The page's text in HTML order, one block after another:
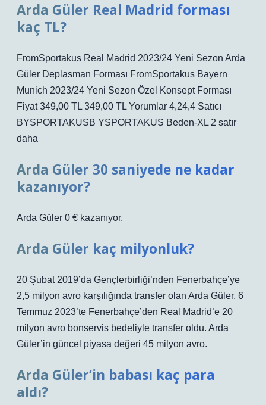
Arda Güler Real Madrid forması
kaç TL?
FromSportakus Real Madrid 2023/24 Yeni Sezon Arda
Güler Deplasman Forması FromSportakus Bayern
Munich 2023/24 Yeni Sezon Özel Konsept Forması
Fiyat 349,00 TL 349,00 TL Yorumlar 4,24,4 Satıcı
BYSPORTAKUSB YSPORTAKUS Beden-XL 2 satır
daha
Arda Güler 30 saniyede ne kadar
kazanıyor?
Arda Güler 0 € kazanıyor.
Arda Güler kaç milyonluk?
20 Şubat 2019’da Gençlerbirliği’nden Fenerbahçe’ye
2,5 milyon avro karşılığında transfer olan Arda Güler, 6
Temmuz 2023’te Fenerbahçe’den Real Madrid’e 20
milyon avro bonservis bedeliyle transfer oldu. Arda
Güler’in güncel piyasa değeri 45 milyon avro.
Arda Güler’in babası kaç para
aldı?